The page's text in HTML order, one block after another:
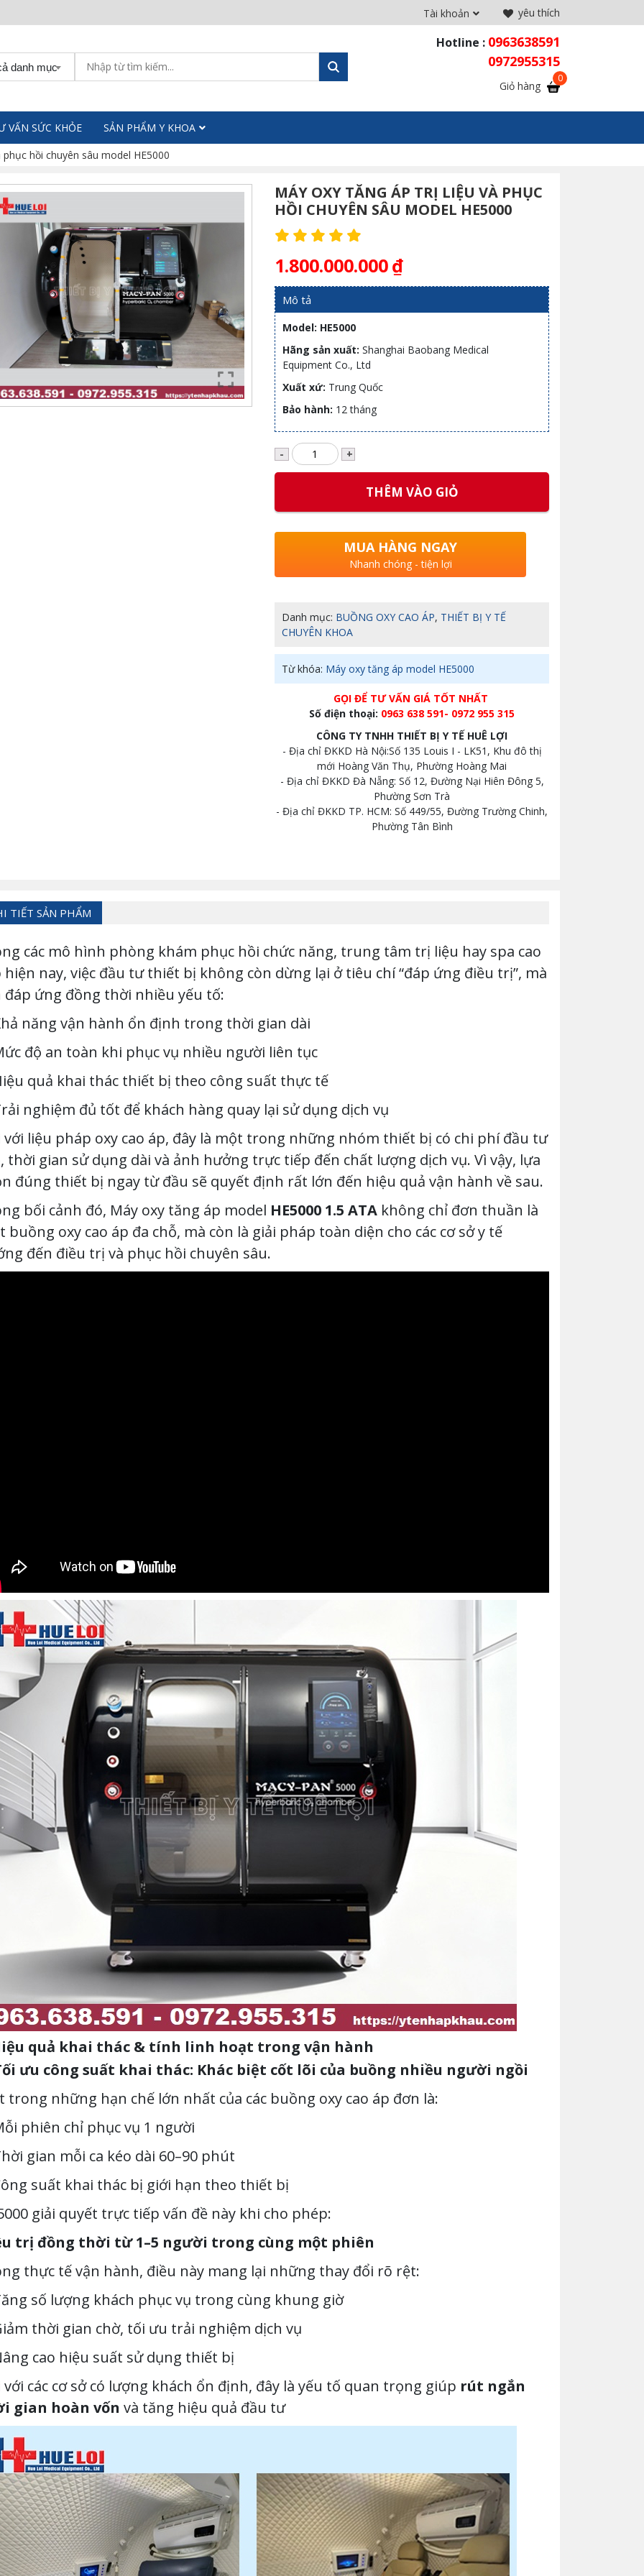
yêu thích
Tài khoản
danh mục
Hotline : 0963638591
0972955315
Giỏ hàng
VẤN SỨC KHỎE
SẢN PHẨM Y KHOA
hồi chuyên sâu model HE5000
MÁY OXY TĂNG ÁP TRỊ LIỆU VÀ PHỤC
HỒI CHUYÊN SÂU MODEL HE5000
1.800.000.000₫
Mô tả
Model: HE5000
Hãng sản xuất:Shanghai Baobang Medical
Equipment Co., Ltd
Xuất xứ: Trung Quốc
Bảo hành: 12 tháng
THÊM VÀO GIỎ
MUA HÀNG NGAY
Nhanh chóng - tiện lợi
Danh mục: BUỒNG OXY CAO ÁP, THIẾT BỊ Y TẾ
CHUYÊN KHOA
Từ khóa: Máy oxy tăng áp model HE5000
GỌI ĐỂ TƯ VẤN GIÁ TỐT NHẤT
Số điện thoại: 0963 638 591- 0972 955 315
CÔNG TY TNHH THIẾT BỊ Y TẾ HUÊ LỢI
- Địa chỉ ĐKKD Hà Nội:Số 135 Louis I - LK51, Khu đô thị
mới Hoàng Văn Thụ, Phường Hoàng Mai
- Địa chỉ ĐKKD Đà Nẵng: Số 12, Đường Nại Hiên Đông 5,
Phường Sơn Trà
- Địa chỉ ĐKKD TP. HCM: Số 449/55, Đường Trường Chinh,
Phường Tân Bình
TIẾT SẢN PHẨM
các mô hình phòng khám phục hồi chức năng, trung tâm trị liệu hay spa cao
hiện nay, việc đầu tư thiết bị không còn dừng lại ở tiêu chí “đáp ứng điều trị”, mà
đáp ứng đồng thời nhiều yếu tố:
năng vận hành ổn định trong thời gian dài
độ an toàn khi phục vụ nhiều người liên tục
quả khai thác thiết bị theo công suất thực tế
nghiệm đủ tốt để khách hàng quay lại sử dụng dịch vụ
liệu pháp oxy cao áp, đây là một trong những nhóm thiết bị có chi phí đầu tư
thời gian sử dụng dài và ảnh hưởng trực tiếp đến chất lượng dịch vụ. Vì vậy, lựa
đúng thiết bị ngay từ đầu sẽ quyết định rất lớn đến hiệu quả vận hành về sau.
bối cảnh đó, Máy oxy tăng áp model HE5000 1.5 ATA không chỉ đơn thuần là
buồng oxy cao áp đa chỗ, mà còn là giải pháp toàn diện cho các cơ sở y tế
đến điều trị và phục hồi chuyên sâu.
quả khai thác & tính linh hoạt trong vận hành
ưu công suất khai thác: Khác biệt cốt lõi của buồng nhiều người ngồi
trong những hạn chế lớn nhất của các buồng oxy cao áp đơn là:
phiên chỉ phục vụ 1 người
gian mỗi ca kéo dài 60–90 phút
suất khai thác bị giới hạn theo thiết bị
giải quyết trực tiếp vấn đề này khi cho phép:
trị đồng thời từ 1–5 người trong cùng một phiên
thực tế vận hành, điều này mang lại những thay đổi rõ rệt:
số lượng khách phục vụ trong cùng khung giờ
thời gian chờ, tối ưu trải nghiệm dịch vụ
cao hiệu suất sử dụng thiết bị
các cơ sở có lượng khách ổn định, đây là yếu tố quan trọng giúp rút ngắn
gian hoàn vốn và tăng hiệu quả đầu tư